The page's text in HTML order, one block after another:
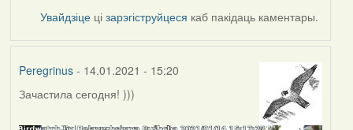
Увайдзіце цізарэгіструйцеся каб пакідаць каментары.
Peregrinus- 14.01.2021 - 15:20
Зачастила сегодня! )))